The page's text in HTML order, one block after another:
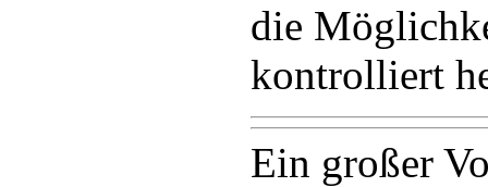
die
kontrolliert
Ein großer